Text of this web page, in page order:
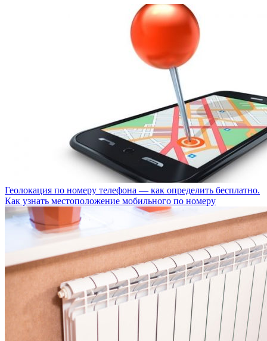
Геолокация по номеру телефона — как определить бесплатно.
Как узнать местоположение мобильного по номеру